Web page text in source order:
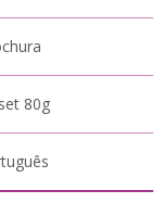
80g